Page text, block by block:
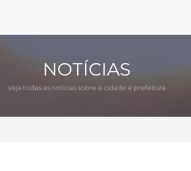
NOTÍCIAS
Veja todas as notícias sobre a cidade e prefeitura